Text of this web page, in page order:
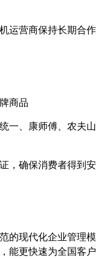
运营商保持长期合作
商品
一、康师傅、农夫山
，确保消费者得到安
的现代化企业管理模
能更快速为全国客户